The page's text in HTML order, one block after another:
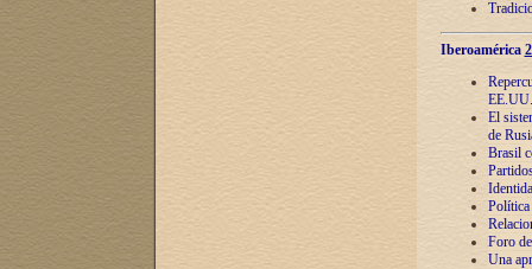
Iberoamérica
EE.UU.
El
de
Brasil
Política
Foro
Una